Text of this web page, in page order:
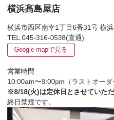
横浜髙島屋店
横浜市西区南幸1丁目6番31号 横
TEL.045-316-0538(直通)
Google mapで見る
営業時間
10:00am〜8:00pm（ラストオーダ
※8/18(火)は定休日とさせていただ
終日禁煙です。